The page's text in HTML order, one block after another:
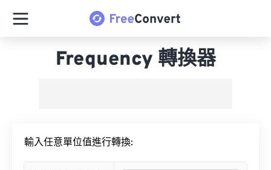
Frequency 轉換器
輸入任意單位值進行轉換: